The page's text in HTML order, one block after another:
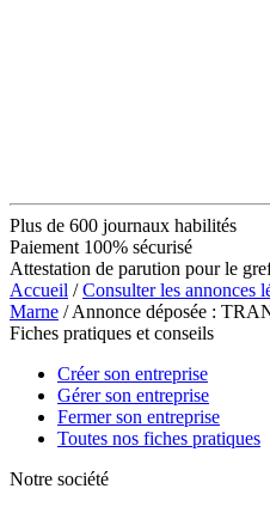
Plus de 600 journaux habilités
Paiement 100% sécurisé
Attestation de parution pour le
Accueil /Consulter les annonces
Marne / Annonce déposée :
Fiches pratiques et conseils
Créer son entreprise
Gérer son entreprise
Fermer son entreprise
Toutes nos fiches pratiques
Notre société